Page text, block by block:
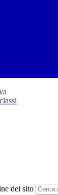
del sito